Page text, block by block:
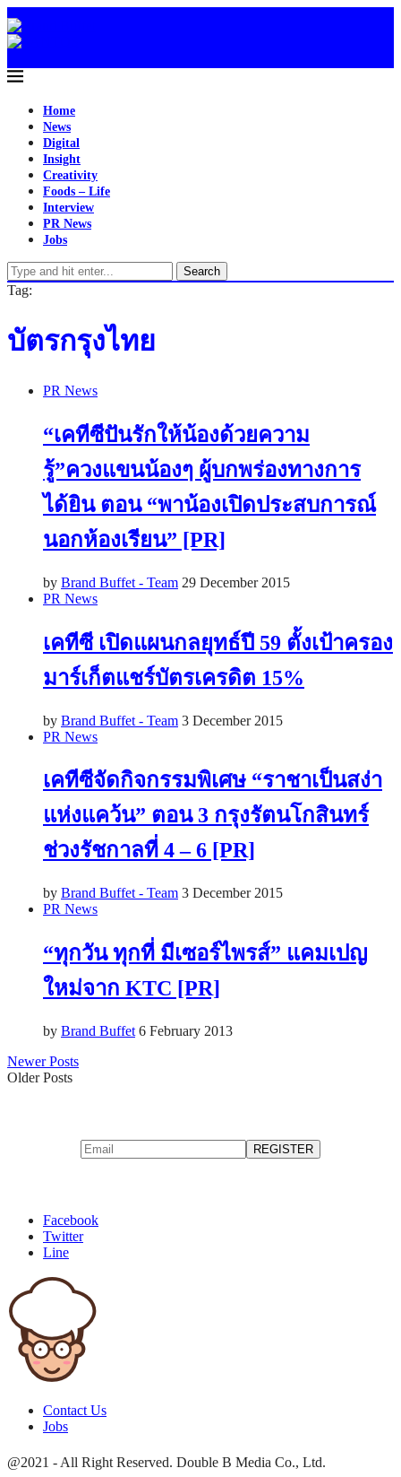
Home
News
Digital
Insight
Creativity
Foods – Life
Interview
PR News
Jobs
Search
Tag:
บัตรกรุงไทย
PR News
“เคทีซีปันรักให้น้องด้วยความ
รู้”ควงแขนน้องๆ ผู้บกพร่องทางการ
ได้ยิน ตอน “พาน้องเปิดประสบการณ์
นอกห้องเรียน” [PR]
by Brand Buffet - Team 29 December 2015
PR News
เคทีซี เปิดแผนกลยุทธ์ปี 59 ตั้งเป้าครอง
มาร์เก็ตแชร์บัตรเครดิต 15%
by Brand Buffet - Team 3 December 2015
PR News
เคทีซีจัดกิจกรรมพิเศษ “ราชาเป็นสง่า
แห่งแคว้น” ตอน 3 กรุงรัตนโกสินทร์
ช่วงรัชกาลที่ 4 – 6 [PR]
by Brand Buffet - Team 3 December 2015
PR News
“ทุกวัน ทุกที่ มีเซอร์ไพรส์” แคมเปญ
ใหม่จาก KTC [PR]
by Brand Buffet 6 February 2013
Newer Posts
Older Posts
Facebook
Twitter
Line
Contact Us
Jobs
@2021 - All Right Reserved. Double B Media Co., Ltd.